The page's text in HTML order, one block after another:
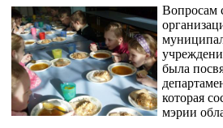
Вопросам
была
которая
мэрии